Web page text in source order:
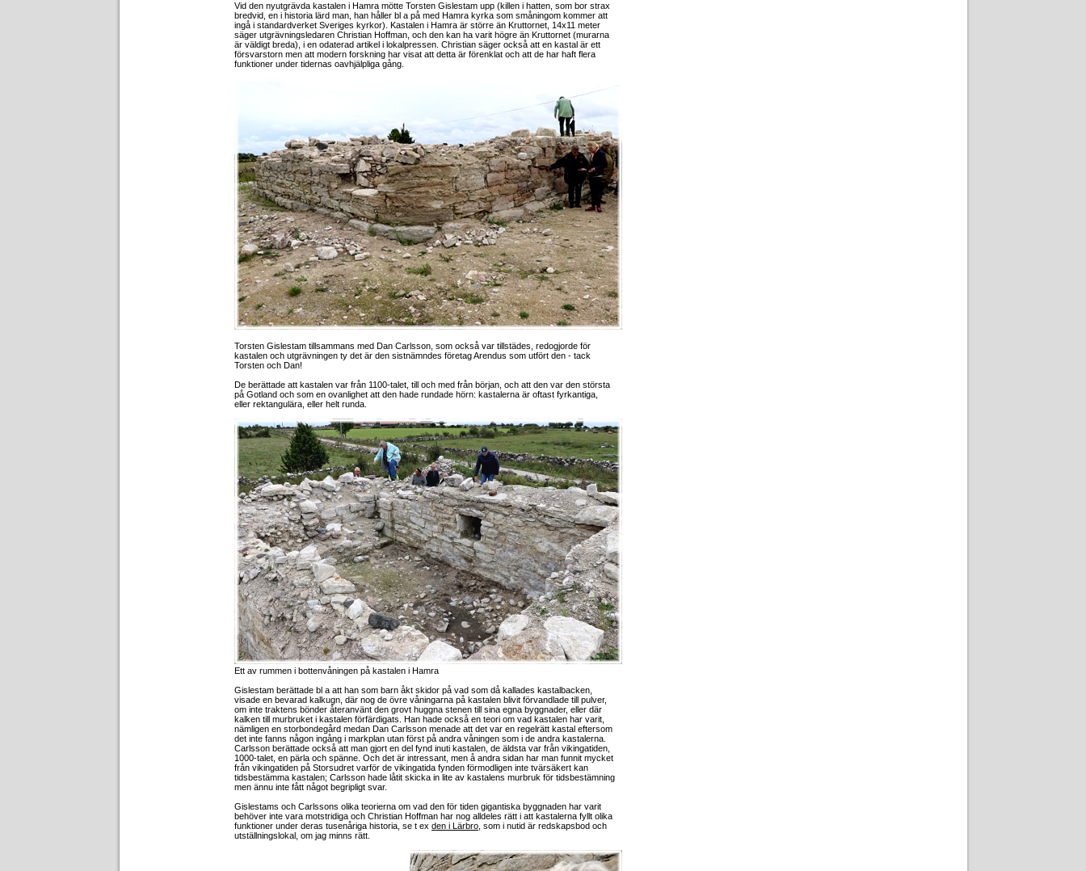
Vid den nyutgrävda kastalen i Hamra mötte Torsten Gislestam upp (killen i hatten, som bor strax
bredvid, en i historia lärd man, han håller bl a på med Hamra kyrka som småningom kommer att
ingå i standardverket Sveriges kyrkor). Kastalen i Hamra är större än Kruttornet, 14x11 meter
säger utgrävningsledaren Christian Hoffman, och den kan ha varit högre än Kruttornet (murarna
är väldigt breda), i en odaterad artikel i lokalpressen. Christian säger också att en kastal är ett
försvarstorn men att modern forskning har visat att detta är förenklat och att de har haft flera
funktioner under tidernas oavhjälpliga gång.
Torsten Gislestam tillsammans med Dan Carlsson, som också var tillstädes, redogjorde för
kastalen och utgrävningen ty det är den sistnämndes företag Arendus som utfört den - tack
Torsten och Dan!
De berättade att kastalen var från 1100-talet, till och med från början, och att den var den största
på Gotland och som en ovanlighet att den hade rundade hörn: kastalerna är oftast fyrkantiga,
eller rektangulära, eller helt runda.
Ett av rummen i bottenvåningen på kastalen i Hamra
Gislestam berättade bl a att han som barn åkt skidor på vad som då kallades kastalbacken,
visade en bevarad kalkugn, där nog de övre våningarna på kastalen blivit förvandlade till pulver,
om inte traktens bönder återanvänt den grovt huggna stenen till sina egna byggnader, eller där
kalken till murbruket i kastalen förfärdigats. Han hade också en teori om vad kastalen har varit,
nämligen en storbondegård medan Dan Carlsson menade att det var en regelrätt kastal eftersom
det inte fanns någon ingång i markplan utan först på andra våningen som i de andra kastalerna.
Carlsson berättade också att man gjort en del fynd inuti kastalen, de äldsta var från vikingatiden,
1000-talet, en pärla och spänne. Och det är intressant, men å andra sidan har man funnit mycket
från vikingatiden på Storsudret varför de vikingatida fynden förmodligen inte tvärsäkert kan
tidsbestämma kastalen; Carlsson hade låtit skicka in lite av kastalens murbruk för tidsbestämning
men ännu inte fått något begripligt svar.
Gislestams och Carlssons olika teorierna om vad den för tiden gigantiska byggnaden har varit
behöver inte vara motstridiga och Christian Hoffman har nog alldeles rätt i att kastalerna fyllt olika
funktioner under deras tusenåriga historia, se t ex den i Lärbro , som i nutid är redskapsbod och
utställningslokal, om jag minns rätt.